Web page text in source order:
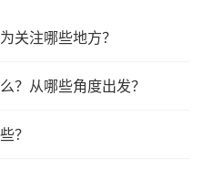
关注哪些地方？
？从哪些角度出发？
？